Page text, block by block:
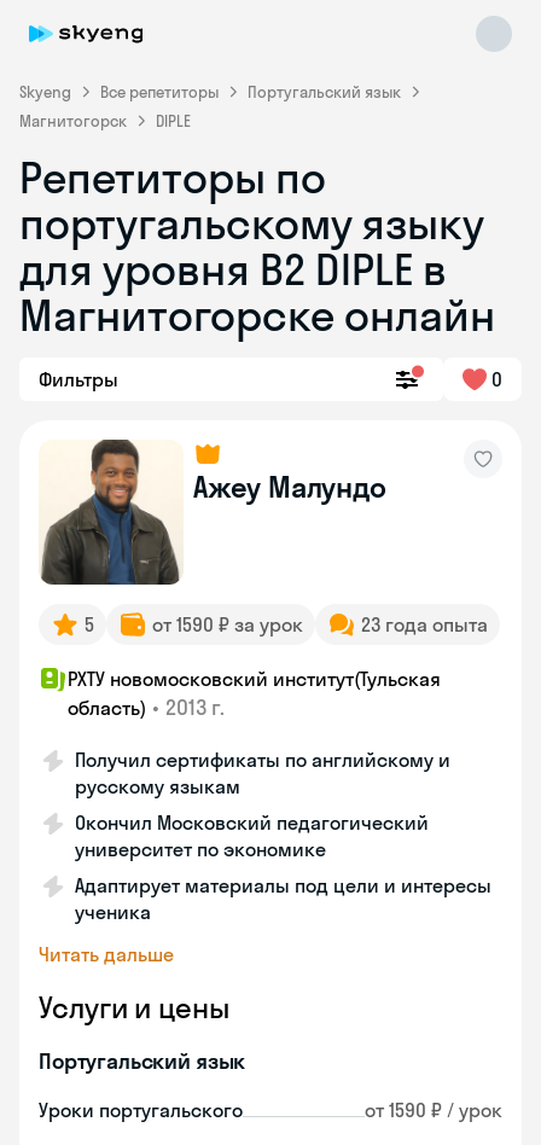
Skyeng Все репетиторы
Португальский язык
Магнитогорск
DIPLE
Репетиторы по
португальскому языку
для уровня B2 DIPLE в
Магнитогорске онлайн
Фильтры 0
Ажеу Малундо
5 от 1590 ₽ за урок 23 года опыта
РХТУ новомосковский институт(Тульская
область) • 2013 г.
Получил сертификаты по английскому и
русскому языкам
Окончил Московский педагогический
университет по экономике
Адаптирует материалы под цели и интересы
ученика
Читать дальше
Услуги и цены
Португальский язык
Уроки португальского от 1590 ₽ / урок
Skyeng Chat
online